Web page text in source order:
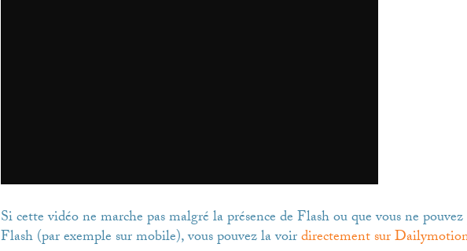
Si cette vidéo ne marche pas malgré la présence de Flash ou que vous ne
Flash (par exemple sur mobile), vous pouvez la voirdirectement sur